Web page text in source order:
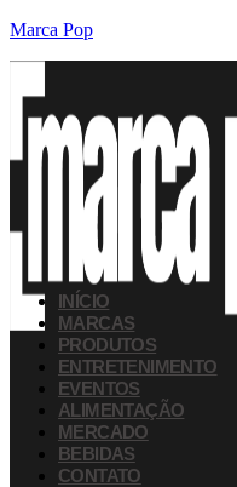
Marca Pop
INÍCIO
MARCAS
PRODUTOS
ENTRETENIMENTO
EVENTOS
ALIMENTAÇÃO
MERCADO
BEBIDAS
CONTATO